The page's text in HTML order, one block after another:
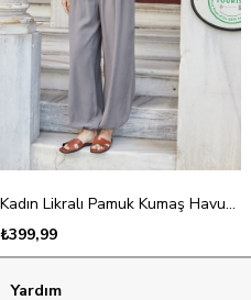
Kadın Likralı Pamuk Kumaş Havuz Yaka Bluz Body-Beyaz
₺399,99
Yardım